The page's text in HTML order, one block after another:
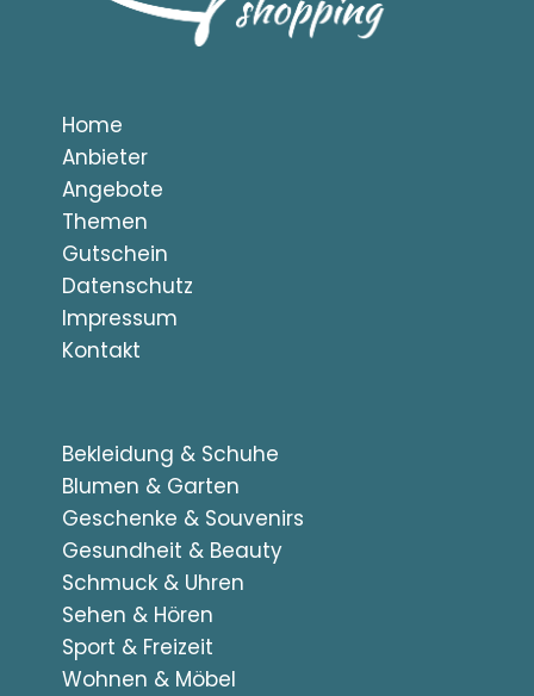
Home
Anbieter
Angebote
Themen
Gutschein
Datenschutz
Impressum
Kontakt
Bekleidung & Schuhe
Blumen & Garten
Geschenke & Souvenirs
Gesundheit & Beauty
Schmuck & Uhren
Sehen & Hören
Sport & Freizeit
Wohnen & Möbel